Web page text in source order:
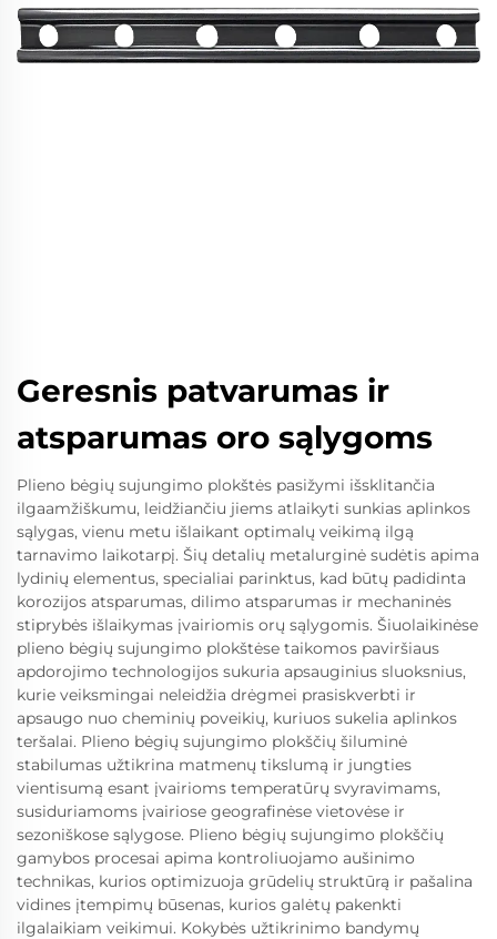
Geresnis patvarumas ir
atsparumas oro sąlygoms
Plieno bėgių sujungimo plokštės pasižymi išsklitančia
ilgaamžiškumu, leidžiančiu jiems atlaikyti sunkias aplinkos
sąlygas, vienu metu išlaikant optimalų veikimą ilgą
tarnavimo laikotarpį. Šių detalių metalurginė sudėtis apima
lydinių elementus, specialiai parinktus, kad būtų padidinta
korozijos atsparumas, dilimo atsparumas ir mechaninės
stiprybės išlaikymas įvairiomis orų sąlygomis. Šiuolaikinėse
plieno bėgių sujungimo plokštėse taikomos paviršiaus
apdorojimo technologijos sukuria apsauginius sluoksnius,
kurie veiksmingai neleidžia drėgmei prasiskverbti ir
apsaugo nuo cheminių poveikių, kuriuos sukelia aplinkos
teršalai. Plieno bėgių sujungimo plokščių šiluminė
stabilumas užtikrina matmenų tikslumą ir jungties
vientisumą esant įvairioms temperatūrų svyravimams,
susiduriamoms įvairiose geografinėse vietovėse ir
sezoniškose sąlygose. Plieno bėgių sujungimo plokščių
gamybos procesai apima kontroliuojamo aušinimo
technikas, kurios optimizuoja grūdelių struktūrą ir pašalina
vidines įtempimų būsenas, kurios galėtų pakenkti
ilgalaikiam veikimui. Kokybės užtikrinimo bandymų